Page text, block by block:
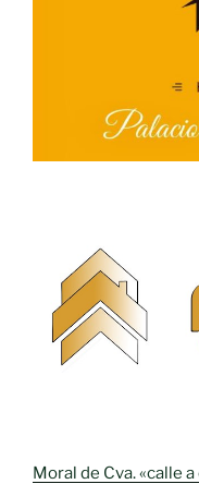
Moral de Cva. «calle a